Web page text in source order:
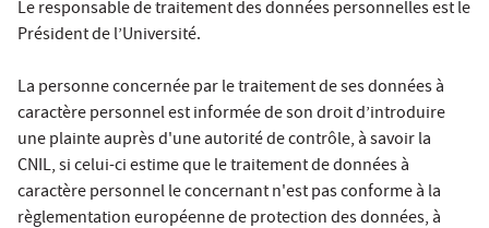
Le responsable de traitement des données personnelles est le
Président de l’Université.
La personne concernée par le traitement de ses données à
caractère personnel est informée de son droit d’introduire
une plainte auprès d'une autorité de contrôle, à savoir la
CNIL, si celui-ci estime que le traitement de données à
caractère personnel le concernant n'est pas conforme à la
règlementation européenne de protection des données, à